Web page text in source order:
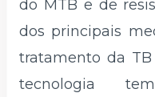
do MTB e de
dos principais
tratamento da TB
tecnologia